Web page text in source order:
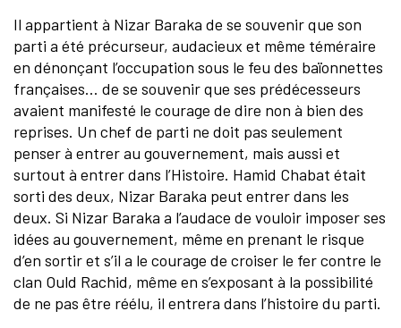
Il appartient à Nizar Baraka de se souvenir que son
parti a été précurseur, audacieux et même téméraire
en dénonçant l’occupation sous le feu des baïonnettes
françaises… de se souvenir que ses prédécesseurs
avaient manifesté le courage de dire non à bien des
reprises. Un chef de parti ne doit pas seulement
penser à entrer au gouvernement, mais aussi et
surtout à entrer dans l’Histoire. Hamid Chabat était
sorti des deux, Nizar Baraka peut entrer dans les
deux. Si Nizar Baraka a l’audace de vouloir imposer ses
idées au gouvernement, même en prenant le risque
d’en sortir et s’il a le courage de croiser le fer contre le
clan Ould Rachid, même en s’exposant à la possibilité
de ne pas être réélu, il entrera dans l’histoire du parti.